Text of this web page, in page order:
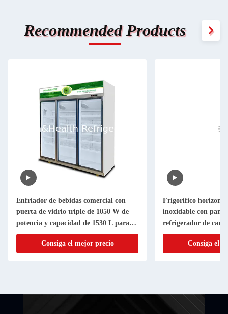
Recommended Products
Enfriador de bebidas comercial con
puerta de vidrio triple de 1050 W de
potencia y capacidad de 1530 L para
supermercados
Consiga el mejor precio
Frigorífico
inoxidable con
refrigerador de
comercial
Consiga el